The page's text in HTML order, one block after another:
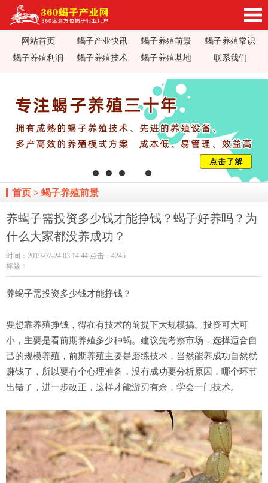
360蝎子养殖产业网_蝎子养殖技术视频_蝎子养
治_全蝎药方价值加工_蝎子养殖场基地加盟
网站首页 蝎子产业快讯 蝎子养殖前景
蝎子养殖常识
蝎子养殖利润
蝎子养殖技术 蝎子养殖基地 联系我们
首页 > 蝎子养殖前景
养蝎子需投资多少钱才能挣钱？蝎子好养吗？为
什么大家都没养成功？
时间：2019-07-24 03:14:44 点击：4245
标签：
养蝎子需投资多少钱才能挣钱？
要想靠养殖挣钱，得在有技术的前提下大规模搞。投资可大可
小，主要是看前期养殖多少种蝎。建议先考察市场，选择适合自
己的规模养殖，前期养殖主要是磨练技术，当然能养成功自然就
赚钱了，所以要有个心理准备，没有成功要分析原因，哪个环节
出错了，进一步改正，这样才能游刃有余，学会一门技术。